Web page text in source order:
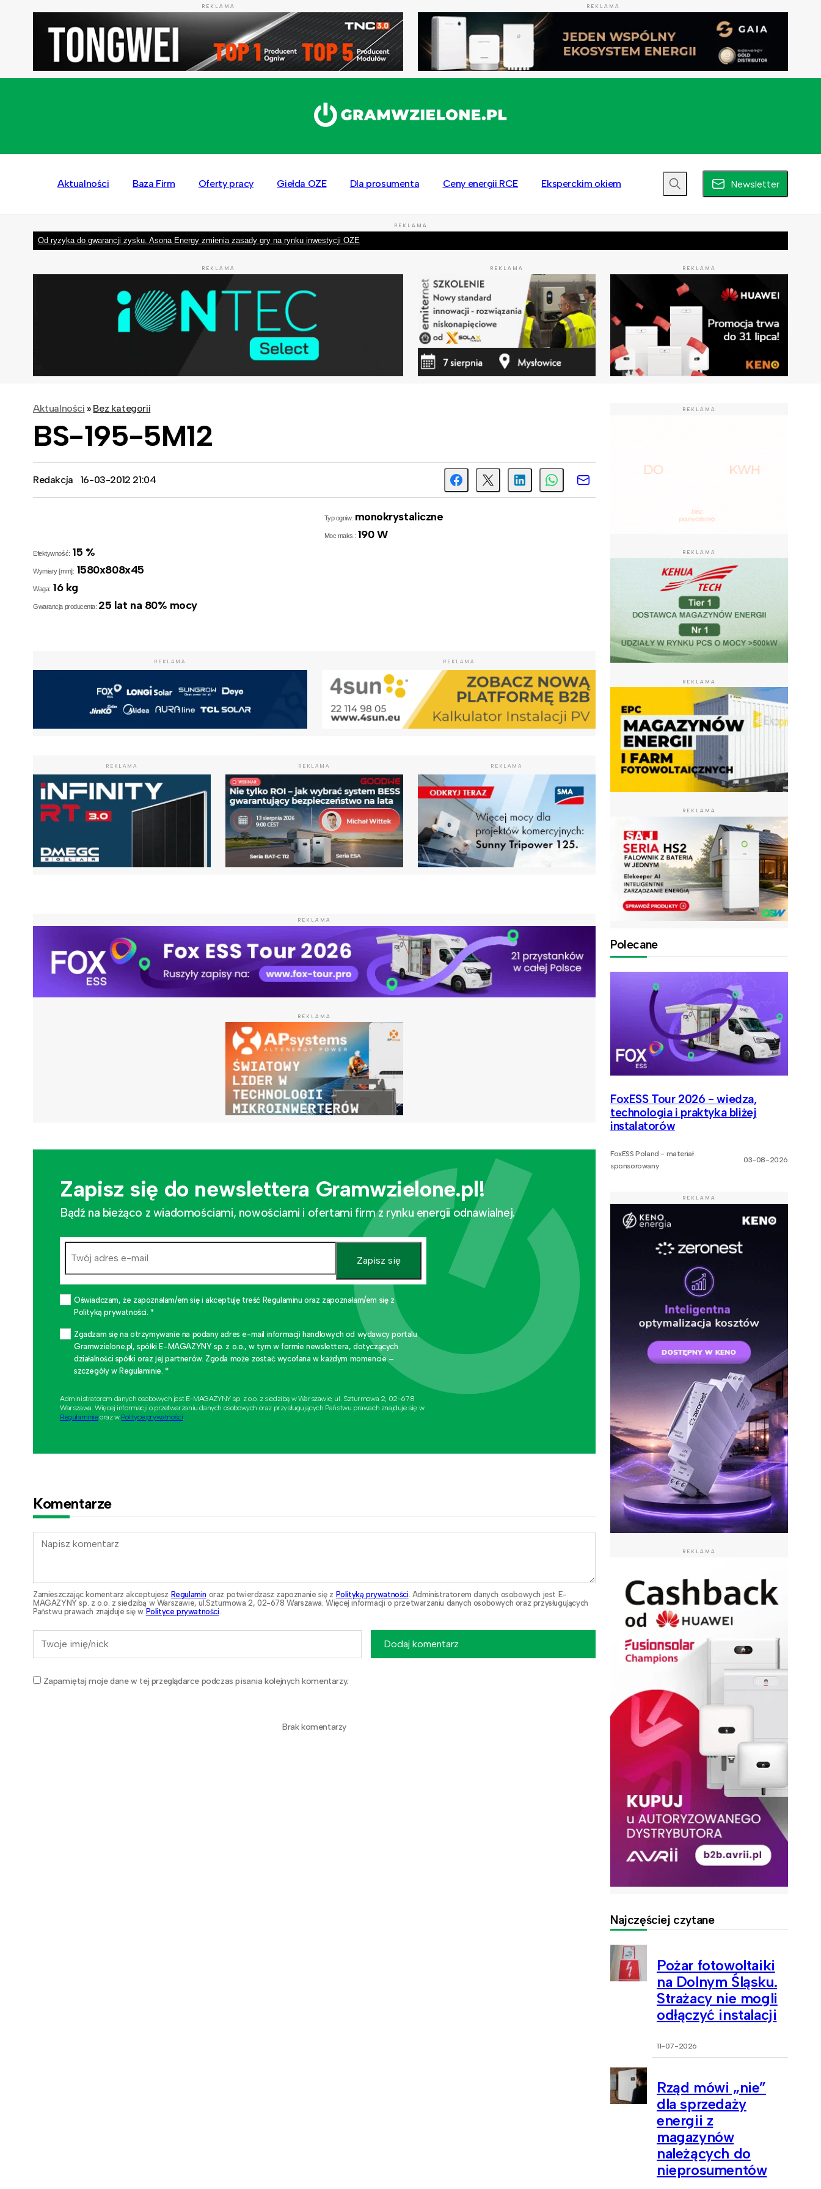
REKLAMA REKLAMA
Aktualności Baza Firm Oferty pracy Giełda OZE Dla prosumenta Ceny energii RCE Eksperckim okiem Newsletter
REKLAMA
Od ryzyka do gwarancji zysku. Asona Energy zmienia zasady gry na rynku inwestycji OZE
REKLAMA REKLAMA REKLAMA
Aktualności » Bez kategorii
BS-195-5M12
Redakcja 16-03-2012 21:04
Typ ogniw: monokrystaliczne
Moc maks.: 190 W
Efektywność: 15 %
Wymiary [mm]: 1580x808x45
Waga: 16 kg
Gwarancja producenta: 25 lat na 80% mocy
REKLAMA REKLAMA
REKLAMA REKLAMA REKLAMA
REKLAMA
REKLAMA
Zapisz się do newslettera Gramwzielone.pl!
Bądź na bieżąco z wiadomościami, nowościami i ofertami firm z rynku energii odnawialnej.
Zapisz się
Oświadczam, że zapoznałam/em się i akceptuję treść Regulaminu oraz zapoznałam/em się z
Polityką prywatności. *
Zgadzam się na otrzymywanie na podany adres e-mail informacji handlowych od wydawcy portalu
Gramwzielone.pl, spółki E-MAGAZYNY sp. z o.o., w tym w formie newslettera, dotyczących
działalności spółki oraz jej partnerów. Zgoda może zostać wycofana w każdym momencie –
szczegóły w Regulaminie. *
Administratorem danych osobowych jest E-MAGAZYNY sp. z o.o. z siedzibą w Warszawie, ul. Szturmowa 2, 02-678
Warszawa. Więcej informacji o przetwarzaniu danych osobowych oraz przysługujących Państwu prawach znajduje się w
Regulaminieoraz w Polityce prywatności
Komentarze
Zamieszczając komentarz akceptujesz Regulamin oraz potwierdzasz zapoznanie się z Polityką prywatności . Administratorem danych osobowych jest E-
MAGAZYNY sp. z o.o. z siedzibą w Warszawie, ul.Szturmowa 2, 02-678 Warszawa. Więcej informacji o przetwarzaniu danych osobowych oraz przysługujących
Państwu prawach znajduje się w Polityce prywatności
Zapamiętaj moje dane w tej przeglądarce podczas pisania kolejnych komentarzy.
Dodaj komentarz
Brak komentarzy
REKLAMA
REKLAMA
REKLAMA
REKLAMA
Polecane
FoxESS Tour 2026 - wiedza,
technologia i praktyka bliżej
instalatorów
FoxESS Poland - materiał
sponsorowany
03-08-2026
REKLAMA
REKLAMA
Najczęściej czytane
Pożar fotowoltaiki
na Dolnym Śląsku.
Strażacy nie mogli
odłączyć instalacji
11-07-2026
Rząd mówi „nie”
dla sprzedaży
energii z
magazynów
należących do
nieprosumentów